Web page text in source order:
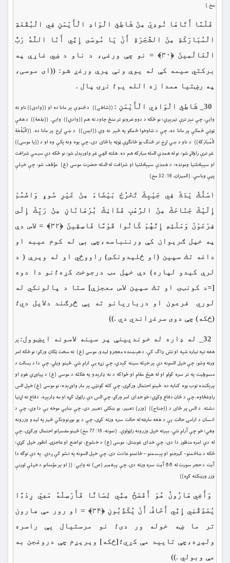
مخ.)
فَلَمَّا أَتَاهَا نُودِيَ مِنْ شَاطِئِ الْوَادِ الْأَيْمَنِ فِي الْبُقْعَةِ
الْمُبَارَكَةِ مِنَ الشَّجَرَةِ أَنْ يَا مُوسَى إِنِّي أَنَا اللَّهُ رَبُّ
الْعَالَمِينَ ﴿۳۰﴾ = نو چې ورغی، د ناو د ښي غاړې په
بركتي سیمه كې له یوې ونې پرې ورغږ شو: ((ای موسی،
په رښتيا همدا زه الله يم؛ نړۍ پال .
((شاطى)) د څنډې پر مانا ده او ((وادى)) ناو ته
وايي، چې نېز ترې تيرېږي؛ نو ځكه د دوو غرونو تر منځ چاود ته هم ((وادي)) وايي. ((بقعة)) د هغې
ټوټې ځمكې پر مانا ده، چې د شاوخوا ځمكو په څېر نه وي.((ايمن)) د ښي اړخ پر مانا ده. ((الْبُقْعَةِ
الْمُبَارَكَةِ)) د ناو د ښي اړخ تر څنګ يو ځانګړې ټوټه يا ځاى دى، چې يوه ونه پكې وه او د ((يا موسى))
غږ ترې راولاړ شو؛ نو له همدې لامله مباركه هم ده. هلته الهي غږ واورېدل شو؛ نو ځكه دې سيمې شرافت
او سپېڅلتيا ومونده؛ د همدې سپېڅلتيا او شرافت له لامله حضرت موسى (ع) مؤظف شو، چې خپلې
پڼې وباسي. (الميزان، 16: 32 مخ)
اسْلُكْ يَدَكَ فِي جَيْبِكَ تَخْرُجْ بَيْضَاءَ مِنْ غَيْرِ سُوءٍ وَاضْمُمْ
إِلَيْكَ جَنَاحَكَ مِنَ الرَّهْبِ فَذَانِكَ بُرْهَانَانِ مِنْ رَبِّكَ إِلَى
فِرْعَوْنَ وَمَلَئِهِ إِنَّهُمْ كَانُوا قَوْمًا فَاسِقِينَ ﴿۳۲﴾ = لاس دې
په خپل ګرېوان كې ورننباسه،چې بې له كوم عيبه او
داغه تك سپين (او ځلېدونکى) راووځي او له وېرې ( د
لرې كېدو لپاره) دې خپل مټ درجوخت کړه؛نو دا دوه
[=د کونټۍ او تك سپين لاس معجزې] ستا د پالونكي له
لوري فرعون او درباریانو ته یې څرګند دلايل دي؛
(ځكه) چې دوى سرغړاندي دي .))
پر
هغه تپه تياره شپه او تش ډاګ كې، د هېښنده معجزو ليدو، موسى (ع) ته سخت ټكان وركړ؛ نو ځكه امر
ورته وشو، چې خپل لاسونه دې پر خپله سينه كېدي، چې زړه یې ارام شي. ځينو ويلي، چې دا د رسالت د
مسووليت په تر سره كولو او له هېڅ مقام او ځواكه د نه ډارېدو په هكله د موسى (ع) د پياوړي هوډ او
پرېكنده توب يوه كنايه ده. ځينو احتمال وركړى، چې كله کونټۍ پر مار واوړېده؛ نو موسى (ع) خپل لاس
راوغځاوه، چې د ځان دفاع وكړي؛ خو خداى امر وركړ، چې لاس دې راټول كړه او مه ډارېږه، دفاع ته اړتيا
نشته. د لاس پر ځاى د ((جناح)) (وزر) تعبير، يو ښكلى تعبير دى، چې ښايي موخه يې دا وي، چې د
انسان د ارامۍ حالت يې د هغه مارغه له حالت سره ورته كړى، چې د يو بوږنوونکي څيز په ليدو وزرونه
وهي؛ خو چې آرام شي، بېرته خپل وزرونه راټولوي. (نمونه، 16: 77 مخ) ځينو مفسرانو احتمال وركړى، چې
له دې امره منظور دا دى، چې خداى غوښتل، موسى (ع) د خشوع، تواضع او عاجزۍ انځور خپل كړي؛
ځكه د ښاڅمنو- كبرجنو او پېسمنو – ځانمنو عادت دى، چې خپل لاسونه په تشو كې ږدي. په دې توګه دا
آيت د حجر سورت له 88 آيت سره ورته دى، چې پېغمبر (ص) ته وايي: (( او پر مؤمنانو د خپلې لورنې
وزر ورښكته كړه))
وَأَخِي هَارُونُ هُوَ أَفْصَحُ مِنِّي لِسَانًا فَأَرْسِلْهُ مَعِيَ رِدْءًا
يُصَدِّقُنِي إِنِّي أَخَافُ أَنْ يُكَذِّبُونِ ﴿۳۴﴾ = او رور مې هارون
تر ما ښه خوله ور دی؛ نو مرستيال یې راسره
ولېږه،چې تاييد مې كړي؛[ځكه] وېرېږم چې دروغجن به
مې وبولي .))